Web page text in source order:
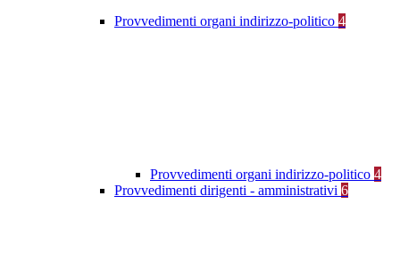
Provvedimenti organi indirizzo-politico 4
Provvedimenti organi indirizzo-politico 4
Provvedimenti dirigenti - amministrativi 6